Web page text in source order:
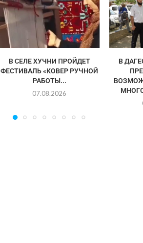
В СЕЛЕ ХУЧНИ ПРОЙДЕТ
ФЕСТИВАЛЬ «КОВЕР РУЧНОЙ
РАБОТЫ...
07.08.2026
В